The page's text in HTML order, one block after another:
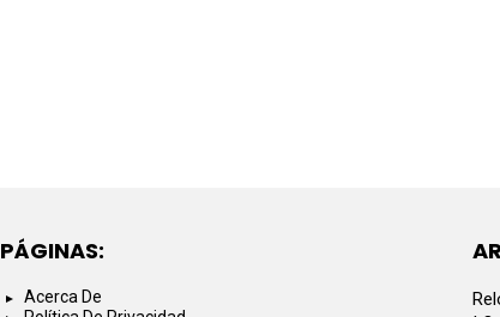
PÁGINAS:
Acerca De